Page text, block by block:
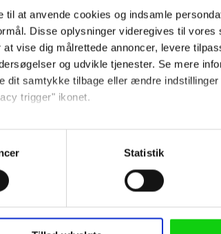
til at anvende cookies og indsamle
Disse oplysninger videregives til vores
vise dig målrettede annoncer, levere
og udvikle tjenester. Se mere
dit samtykke tilbage eller ændre
trigger" ikonet.
der kan være nøjagtig inden for få
indsamle persondata om IP-adresse, ID
Statistik
Om Kino.dk
Annoncering
Privatlivspolitik
Betalingsbetingelser
Følg os